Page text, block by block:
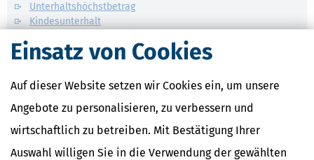
Einsatz von Cookies
Auf dieser Website setzen wir Cookies ein, um unsere
Angebote zu personalisieren, zu verbessern und
wirtschaftlich zu betreiben. Mit Bestätigung Ihrer
Auswahl willigen Sie in die Verwendung der gewählten
Unterhaltshöchstbetrag
Kindesunterhalt